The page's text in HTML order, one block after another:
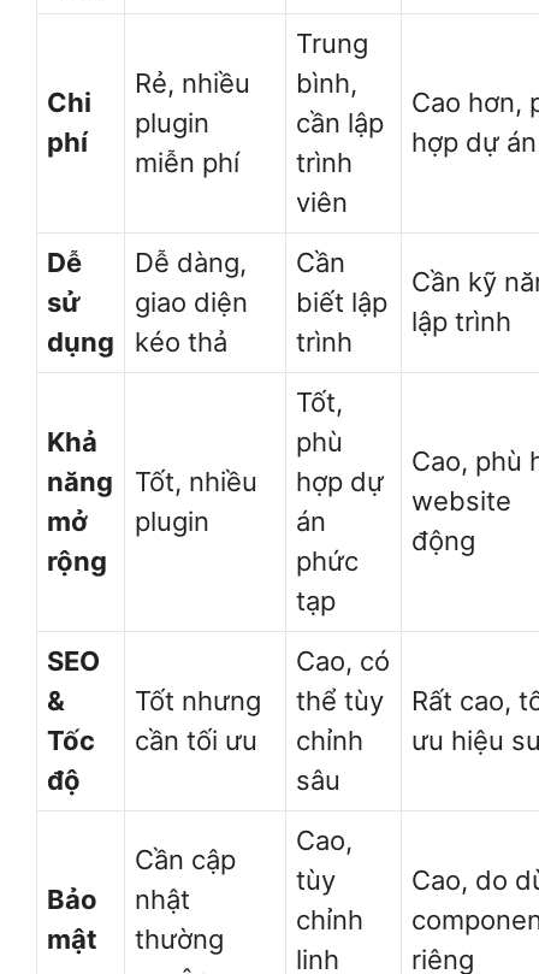
Chi
phí
Rẻ, nhiều
plugin
miễn phí
Trung
bình,
cần lập
trình
viên
Cao hơn,
hợp dự
Dễ
sử
dụng
Dễ dàng,
giao diện
kéo thả
Cần
biết lập
trình
Cần kỹ
lập trình
Khả
năng
mở
rộng
Tốt, nhiều
plugin
Tốt,
phù
hợp dự
án
phức
tạp
Cao, phù
website
động
SEO
&
Tốc
độ
Tốt nhưng
cần tối ưu
Cao, có
thể tùy
chỉnh
sâu
Rất cao,
ưu hiệu
Bảo
mật
Cần cập
nhật
thường
Cao,
tùy
chỉnh
linh
Cao, do
riêng